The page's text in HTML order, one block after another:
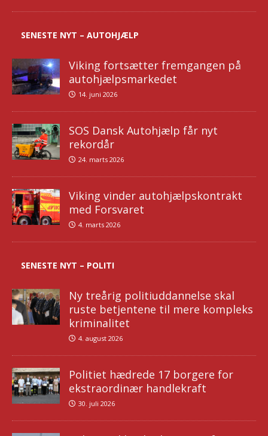
SENESTE NYT – AUTOHJÆLP
Viking fortsætter fremgangen på
autohjælpsmarkedet
14. juni 2026
SOS Dansk Autohjælp får nyt
rekordår
24. marts 2026
Viking vinder autohjælpskontrakt
med Forsvaret
4. marts 2026
SENESTE NYT – POLITI
Ny treårig politiuddannelse skal
ruste betjentene til mere kompleks
kriminalitet
4. august 2026
Politiet hædrede 17 borgere for
ekstraordinær handlekraft
30. juli 2026